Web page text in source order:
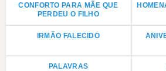
CONFORTO PARA MÃE QUE
PERDEU O FILHO
IRMÃO FALECIDO
PALAVRAS